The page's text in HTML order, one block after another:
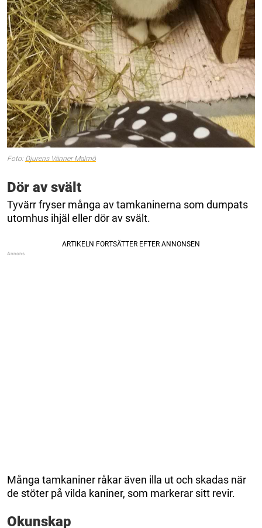
Foto: Djurens Vänner Malmö
Dör av svält
Tyvärr fryser många av tamkaninerna som dumpats
utomhus ihjäl eller dör av svält.
Många tamkaniner råkar även illa ut och skadas när
de stöter på vilda kaniner, som markerar sitt revir.
Okunskap